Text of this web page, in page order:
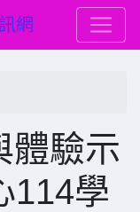
網
體驗示
114學